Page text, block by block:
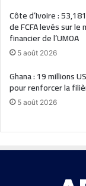
Côte d’Ivoire :
de FCFA levés sur le
financier de l’UMOA
5 août 2026
Ghana : 19 millions
pour renforcer la
5 août 2026